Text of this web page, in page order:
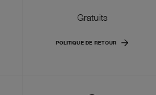
Gratuits
POLITIQUE DE RETOUR